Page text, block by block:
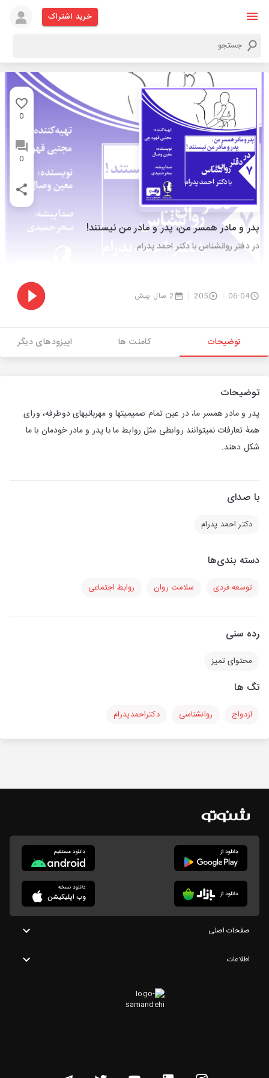
خرید اشتراک
0
0
پدر و مادر همسر من، پدر و مادر من نیستند!
در دفتر روانشناس با دکتر احمد پدرام
06:04
205 2 سال پیش
توضیحات کامنت ها اپیزودهای دیگر
توضیحات
پدر و مادر همسر ما، در عین تمام صمیمیتها و مهربانیهای دوطرفه، ورای
همۀ تعارفات نمیتوانند روابطی مثل روابط ما با پدر و مادر خودمان با ما
شکل دهند.
با صدای
دکتر احمد پدرام
دسته بندی‌ها
توسعه فردی سلامت روان روابط اجتماعی
رده سنی
محتوای تمیز
تگ ها
ازدواج روانشناسی دکتراحمدپدرام
صفحات اصلی
اطلاعات